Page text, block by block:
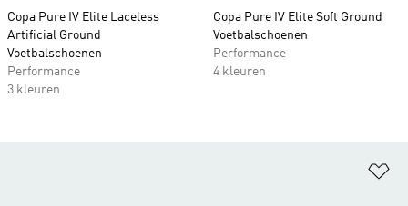
Copa Pure IV Elite Laceless
Artificial Ground
Voetbalschoenen
Performance
3 kleuren
Copa Pure IV Elite Soft Ground
Voetbalschoenen
Performance
4 kleuren